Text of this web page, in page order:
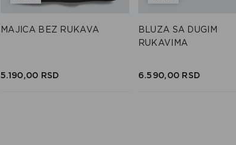
MAJICA BEZ RUKAVA
5.190,00 RSD
BLUZA SA DUGIM
RUKAVIMA
6.590,00 RSD